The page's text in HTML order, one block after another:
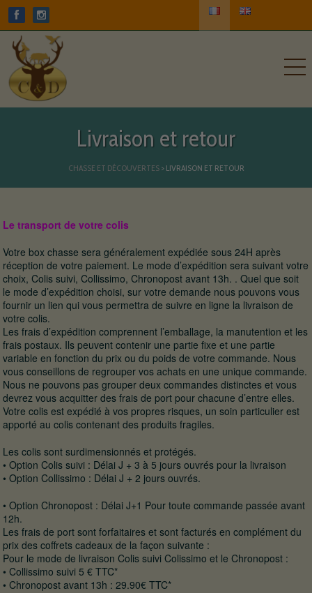
Livraison et retour
CHASSE ET DÉCOUVERTES> LIVRAISON ET RETOUR
Le transport de votre colis
Votre box chasse sera généralement expédiée sous 24H après
réception de votre paiement. Le mode d’expédition sera suivant votre
choix, Colis suivi, Collissimo, Chronopost avant 13h. . Quel que soit
le mode d’expédition choisi, sur votre demande nous pouvons vous
fournir un lien qui vous permettra de suivre en ligne la livraison de
votre colis.
Les frais d’expédition comprennent l’emballage, la manutention et les
frais postaux. Ils peuvent contenir une partie fixe et une partie
variable en fonction du prix ou du poids de votre commande. Nous
vous conseillons de regrouper vos achats en une unique commande.
Nous ne pouvons pas grouper deux commandes distinctes et vous
devrez vous acquitter des frais de port pour chacune d’entre elles.
Votre colis est expédié à vos propres risques, un soin particulier est
apporté au colis contenant des produits fragiles.
Les colis sont surdimensionnés et protégés.
• Option Colis suivi : Délai J + 3 à 5 jours ouvrés pour la livraison
• Option Collissimo : Délai J + 2 jours ouvrés.
• Option Chronopost : Délai J+1 Pour toute commande passée avant
12h.
Les frais de port sont forfaitaires et sont facturés en complément du
prix des coffrets cadeaux de la façon suivante :
Pour le mode de livraison Colis suivi Colissimo et le Chronopost :
• Collissimo suivi 5 € TTC*
• Chronopost avant 13h : 29.90€ TTC*